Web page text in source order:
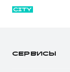
СЕРВИСЫ